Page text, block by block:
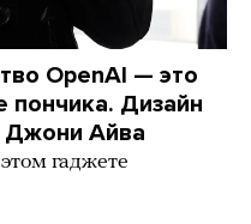
OpenAI — это
пончика. Дизайн
Джони Айва
гаджете